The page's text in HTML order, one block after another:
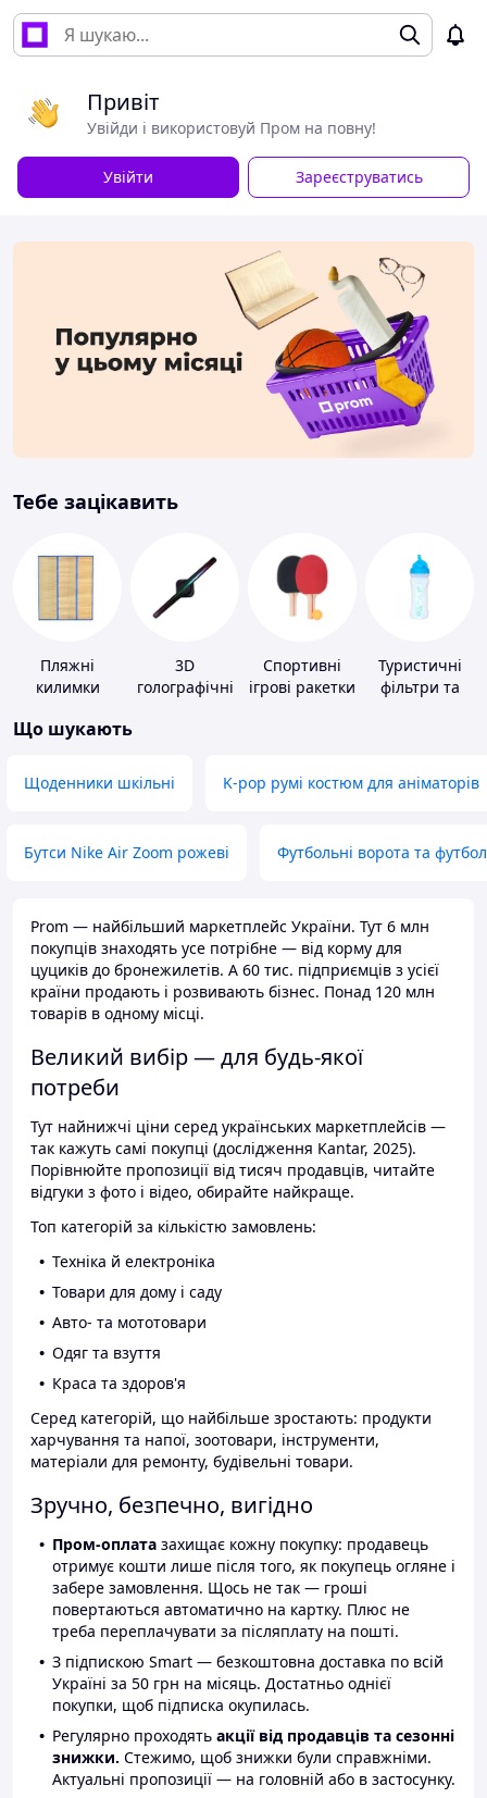
Привіт
Увійди і використовуй Пром на повну!
Увійти Зареєструватись
Тебе зацікавить
Пляжні
килимки
3D
голографічні
Спортивні
ігрові ракетки
Туристичні
фільтри та
Що шукають
Щоденники шкільні K-pop румі костюм для аніматорів
Бутси Nike Air Zoom рожеві Футбольні ворота та
Prom — найбільший маркетплейс України. Тут 6 млн
покупців знаходять усе потрібне — від корму для
цуциків до бронежилетів. А 60 тис. підприємців з усієї
країни продають і розвивають бізнес. Понад 120 млн
товарів в одному місці.
Великий вибір — для будь-якої
потреби
Тут найнижчі ціни серед українських маркетплейсів —
так кажуть самі покупці (дослідження Kantar, 2025).
Порівнюйте пропозиції від тисяч продавців, читайте
відгуки з фото і відео, обирайте найкраще.
Топ категорій за кількістю замовлень:
Техніка й електроніка
Товари для дому і саду
Авто- та мототовари
Одяг та взуття
Краса та здоров'я
Серед категорій, що найбільше зростають: продукти
харчування та напої, зоотовари, інструменти,
матеріали для ремонту, будівельні товари.
Зручно, безпечно, вигідно
Пром-оплата захищає кожну покупку: продавець
отримує кошти лише після того, як покупець огляне і
забере замовлення. Щось не так — гроші
повертаються автоматично на картку. Плюс не
треба переплачувати за післяплату на пошті.
З підпискою Smart — безкоштовна доставка по всій
Україні за 50 грн на місяць. Достатньо однієї
покупки, щоб підписка окупилась.
Регулярно проходять акції від продавців та сезонні
знижки. Стежимо, щоб знижки були справжніми.
Актуальні пропозиції — на головній або в застосунку.